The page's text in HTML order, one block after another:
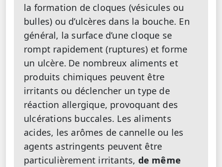
la formation de cloques (vésicules ou
bulles) ou d’ulcères dans la bouche. En
général, la surface d’une cloque se
rompt rapidement (ruptures) et forme
un ulcère. De nombreux aliments et
produits chimiques peuvent être
irritants ou déclencher un type de
réaction allergique, provoquant des
ulcérations buccales. Les aliments
acides, les arômes de cannelle ou les
agents astringents peuvent être
particulièrement irritants, de même